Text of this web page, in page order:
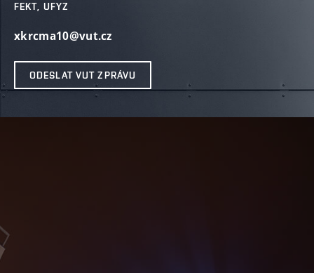
FEKT, UFYZ
xkrcma10@vut.cz
ODESLAT VUT ZPRÁVU